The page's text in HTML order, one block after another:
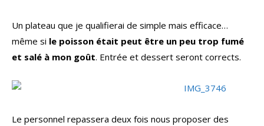
Un plateau que je qualifierai de simple mais efficace…
même si le poisson était peut être un peu trop fumé
et salé à mon goût. Entrée et dessert seront corrects.
Le personnel repassera deux fois nous proposer des